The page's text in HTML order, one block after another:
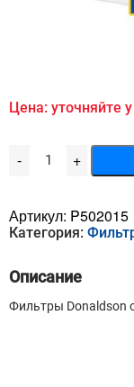
Цена: уточняйте
- Количество
товара
Масляный
DONALDSON
-
P
+
Артикул: P502015
Категория:
Описание
Фильтры Donaldson